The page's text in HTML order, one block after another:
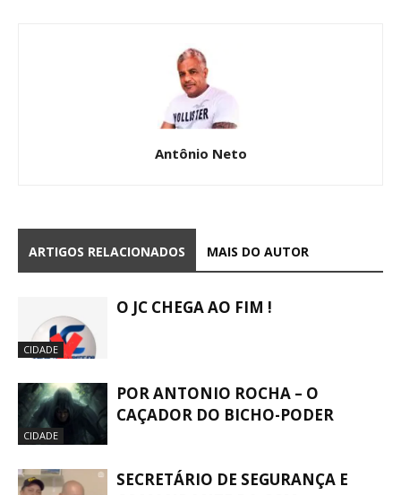
Antônio Neto
ARTIGOS RELACIONADOS MAIS DO AUTOR
CIDADE
O JC CHEGA AO FIM !
CIDADE
POR ANTONIO ROCHA – O
CAÇADOR DO BICHO-PODER
SECRETÁRIO DE SEGURANÇA E